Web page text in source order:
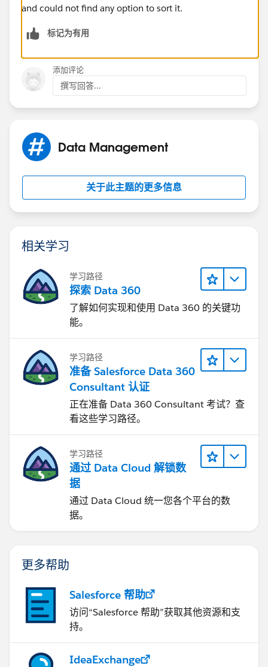
and could not find any option to sort it.
标记为有用
添加评论
撰写回答...
Data Management
关于此主题的更多信息
相关学习
学习路径
探索 Data 360
了解如何实现和使用 Data 360 的关键功
能。
学习路径
准备 Salesforce Data 360
Consultant 认证
正在准备 Data 360 Consultant 考试？查
看这些学习路径。
学习路径
通过 Data Cloud 解锁数
据
通过 Data Cloud 统一您各个平台的数
据。
更多帮助
Salesforce 帮助
访问“Salesforce 帮助”获取其他资源和支
持。
IdeaExchange